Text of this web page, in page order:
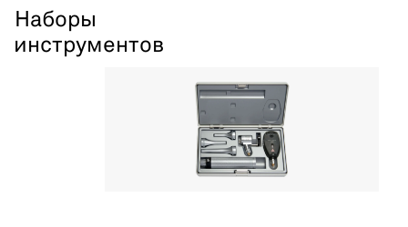
Наборы
инструментов